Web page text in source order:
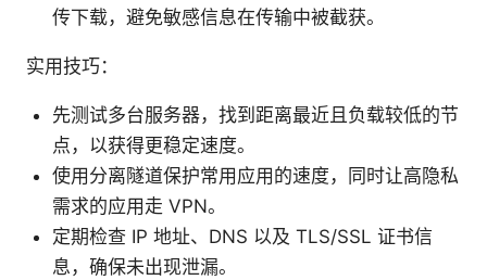
传下载，避免敏感信息在传输中被截获。
实用技巧：
先测试多台服务器，找到距离最近且负载较低的节
点，以获得更稳定速度。
使用分离隧道保护常用应用的速度，同时让高隐私
需求的应用走 VPN。
定期检查 IP 地址、DNS 以及 TLS/SSL 证书信
息，确保未出现泄漏。